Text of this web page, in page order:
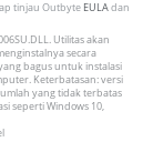
tinjau Outbyte EULAdan
Utilitas akan
secara
bagus untuk instalasi
Keterbatasan: versi
yang tidak terbatas
seperti Windows 10,